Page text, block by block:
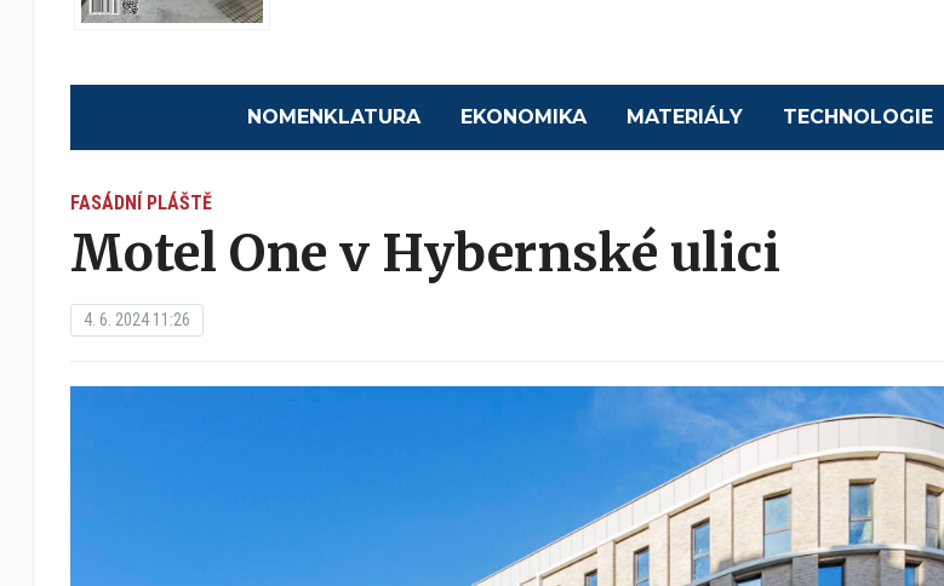
NOMENKLATURA EKONOMIKA MATERIÁLY TECHNOLOGIE
FASÁDNÍ PLÁŠTĚ
Motel One v Hybernské ulici
4. 6. 2024 11:26